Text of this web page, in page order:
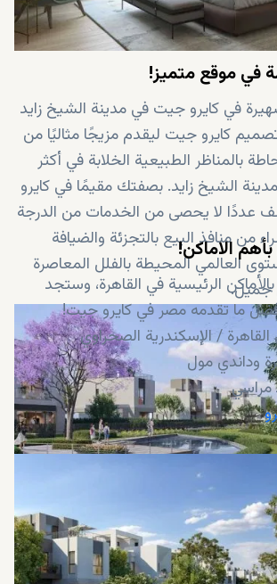
في موقع متميز!
في كايرو جيت في مدينة الشيخ زايد
كايرو جيت ليقدم مزيجًا مثاليًا من
بالمناظر الطبيعية الخلابة في أكثر
الشيخ زايد. بصفتك مقيمًا في كايرو
لا يحصى من الخدمات من الدرجة
من منافذ البيع بالتجزئة والضيافة
العالمي المحيطة بالفلل المعاصرة
جميل.
الاماكن!
الرئيسية في القاهرة، وستجد
ما تقدمه مصر في كايرو جيت!
/ الإسكندرية الصحراوي
وداندي مول
مراسي